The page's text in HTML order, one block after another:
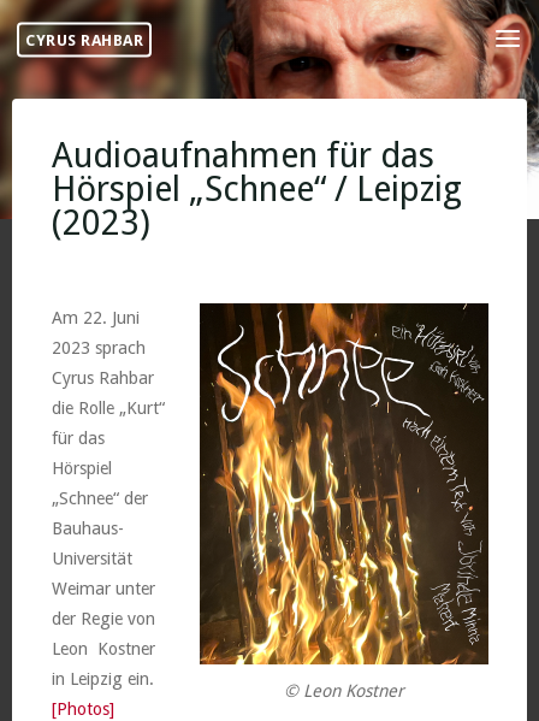
Skip
content
CYRUS RAHBAR
Audioaufnahmen für das
Hörspiel „Schnee“ / Leipzig
(2023)
© Leon Kostner
Am 22. Juni
2023 sprach
Cyrus Rahbar
die Rolle „Kurt“
für das
Hörspiel
„Schnee“ der
Bauhaus-
Universität
Weimar unter
der Regie von
Leon Kostner
in Leipzig ein.
[Photos]